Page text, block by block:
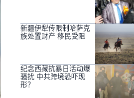
新疆伊犁传限制哈萨克
族处置财产 移民受阻
纪念西藏抗暴日活动爆
骚扰 中共跨境恐吓现
形？